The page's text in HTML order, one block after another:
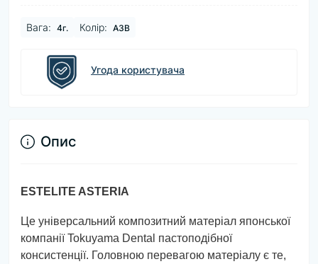
Baга: 4г. Колір: A3B
Угода користувача
Опис
ESTELITE ASTERIA
Це універсальний композитний матеріал японської
компанії Tokuyama Dental пастоподібної
консистенції. Головною перевагою матеріалу є те,